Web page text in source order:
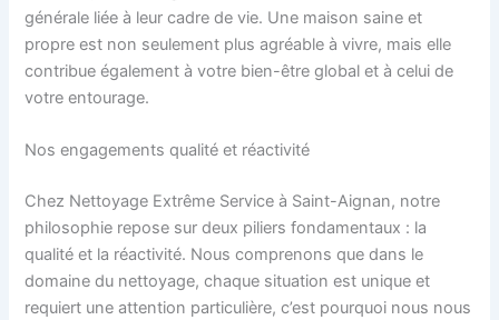
générale liée à leur cadre de vie. Une maison saine et
propre est non seulement plus agréable à vivre, mais elle
contribue également à votre bien-être global et à celui de
votre entourage.
Nos engagements qualité et réactivité
Chez Nettoyage Extrême Service à Saint-Aignan, notre
philosophie repose sur deux piliers fondamentaux : la
qualité et la réactivité. Nous comprenons que dans le
domaine du nettoyage, chaque situation est unique et
requiert une attention particulière, c’est pourquoi nous nous